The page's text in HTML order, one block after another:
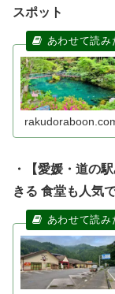
スポット
・【愛媛・道の
きる 食堂も人気